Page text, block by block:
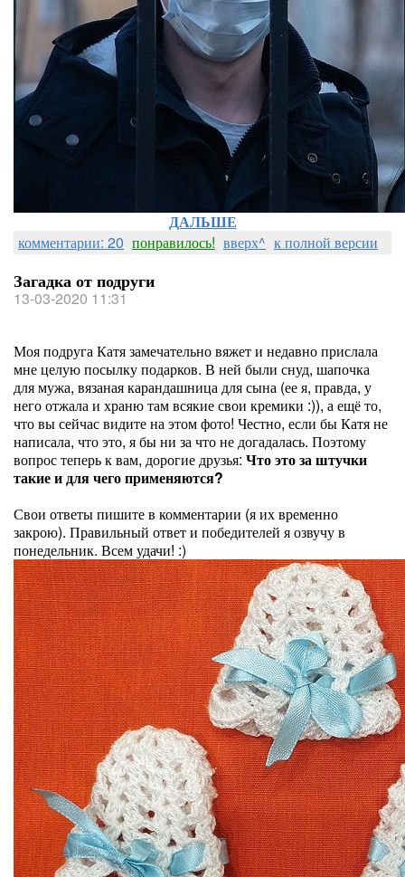
ДАЛЬШЕ
комментарии: 20 понравилось! вверх^ к полной версии
Загадка от подруги
13-03-2020 11:31
Моя подруга Катя замечательно вяжет и недавно прислала
мне целую посылку подарков. В ней были снуд, шапочка
для мужа, вязаная карандашница для сына (ее я, правда, у
него отжала и храню там всякие свои кремики :)), а ещё то,
что вы сейчас видите на этом фото! Честно, если бы Катя не
написала, что это, я бы ни за что не догадалась. Поэтому
вопрос теперь к вам, дорогие друзья: Что это за штучки
такие и для чего применяются?
Свои ответы пишите в комментарии (я их временно
закрою). Правильный ответ и победителей я озвучу в
понедельник. Всем удачи! :)